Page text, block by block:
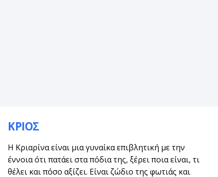
ΚΡΙΟΣ
Η Κριαρίνα είναι μια γυναίκα επιβλητική με την
έννοια ότι πατάει στα πόδια της, ξέρει ποια είναι, τι
θέλει και πόσο αξίζει. Είναι ζώδιο της φωτιάς και